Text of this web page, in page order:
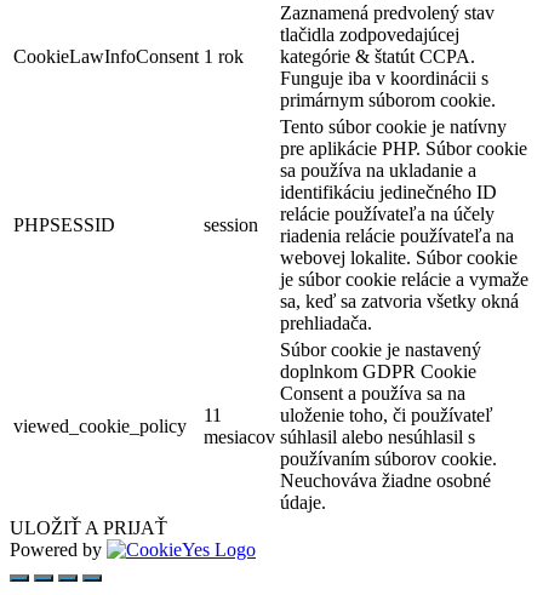
CookieLawInfoConsent 1 rok
Zaznamená predvolený stav
tlačidla zodpovedajúcej
kategórie & štatút CCPA.
Funguje iba v koordinácii s
primárnym súborom cookie.
PHPSESSID session
Tento súbor cookie je natívny
pre aplikácie PHP. Súbor cookie
sa používa na ukladanie a
identifikáciu jedinečného ID
relácie používateľa na účely
riadenia relácie používateľa na
webovej lokalite. Súbor cookie
je súbor cookie relácie a vymaže
sa, keď sa zatvoria všetky okná
prehliadača.
viewed_cookie_policy
11
mesiacov
Súbor cookie je nastavený
doplnkom GDPR Cookie
Consent a používa sa na
uloženie toho, či používateľ
súhlasil alebo nesúhlasil s
používaním súborov cookie.
Neuchováva žiadne osobné
údaje.
ULOŽIŤ A PRIJAŤ
Powered by